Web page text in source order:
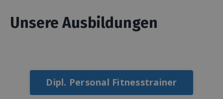
Unsere Ausbildungen
Dipl. Personal Fitnesstrainer